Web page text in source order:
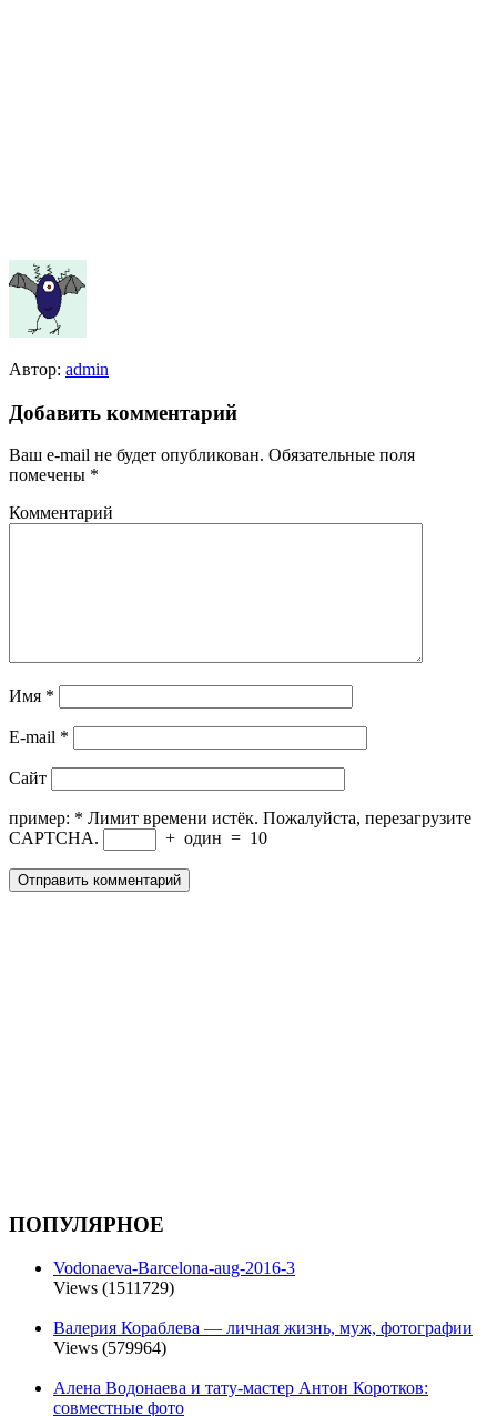
Автор: admin
Добавить комментарий
Ваш e-mail не будет опубликован. Обязательные поля
помечены *
Комментарий
Имя *
E-mail *
Сайт
пример: * Лимит времени истёк. Пожалуйста, перезагрузите
CAPTCHA.
+ один = 10
ПОПУЛЯРНОЕ
Vodonaeva-Barcelona-aug-2016-3
Views (1511729)
Валерия Кораблева — личная жизнь, муж, фотографии
Views (579964)
Алена Водонаева и тату-мастер Антон Коротков:
совместные фото